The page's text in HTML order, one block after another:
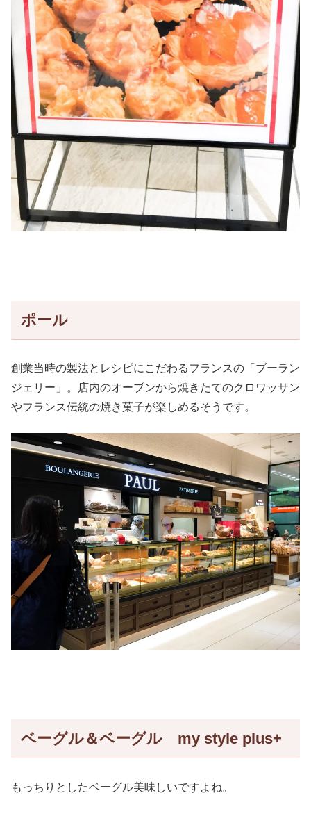
ポール
創業当時の製法とレシピにこだわるフランスの「ブーラン
ジェリー」。店内のオーブンから焼きたてのクロワッサン
やフランス伝統の焼き菓子が楽しめるそうです。
ベーグル＆ベーグル my style plus+
もっちりとしたベーグル美味しいですよね。